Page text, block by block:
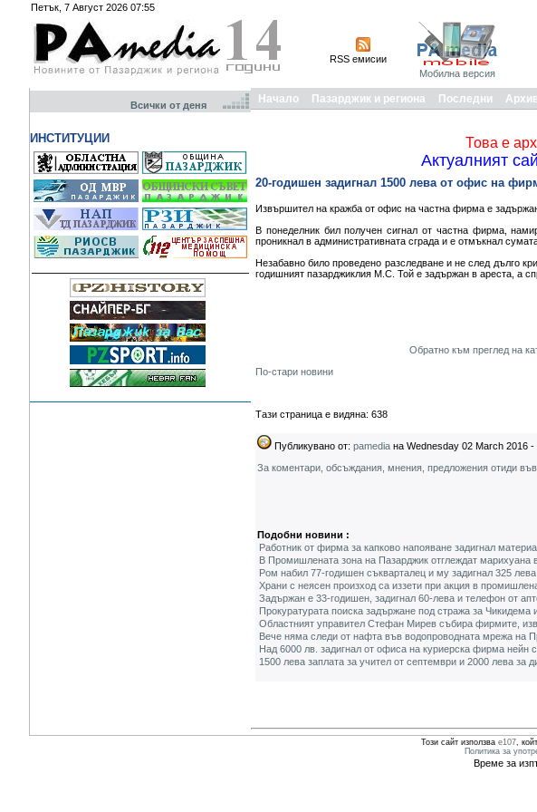
Петък, 7 Август 2026 07:55
RSS емисии
Мобилна версия
Всички от деня
ИНСТИТУЦИИ
Начало Пазарджик и региона Последни
Това е
Актуалният
20-годишен задигнал 1500 лева от офис на
Извършител на кражба от офис на частна фирма е
В понеделник бил получен сигнал от частна фирма,
проникнал в административната сграда и е отмъкнал
Незабавно било проведено разследване и не след дълго
годишният пазарджиклия М.С. Той е задържан в ареста, а
Обратно към преглед на
По-стари новини
Тази страница е видяна: 638
Публикувано от: pamedia на Wednesday 02 March 2016 -
За коментари, обсъждания, мнения, предложения отиди
Подобни новини :
Работник от фирма за капково напояване задигнал
В Промишлената зона на Пазарджик отглеждат марихуана
Ром набил 77-годишен съкварталец и му задигнал 325 лева
Храни с неясен произход са иззети при акция в
Задържан е 33-годишен, задигнал 60-лева и телефон от
Прокуратурата поиска задържане под стража за
Областният управител Стефан Мирев събира фирмите,
Вече няма следи от нафта във водопроводната мрежа на
Над 6000 лв. задигнал от офиса на куриерска фирма нейн
1500 лева заплата за учител от септември и 2000 лева за
Този сайт използва e107,
Политика за
Време за